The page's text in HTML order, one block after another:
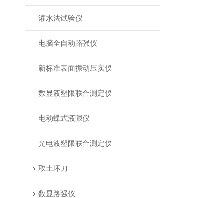
灌水法试验仪
电脑全自动路强仪
新标准表面振动压实仪
数显液塑限联合测定仪
电动蝶式液限仪
光电液塑限联合测定仪
取土环刀
数显路强仪